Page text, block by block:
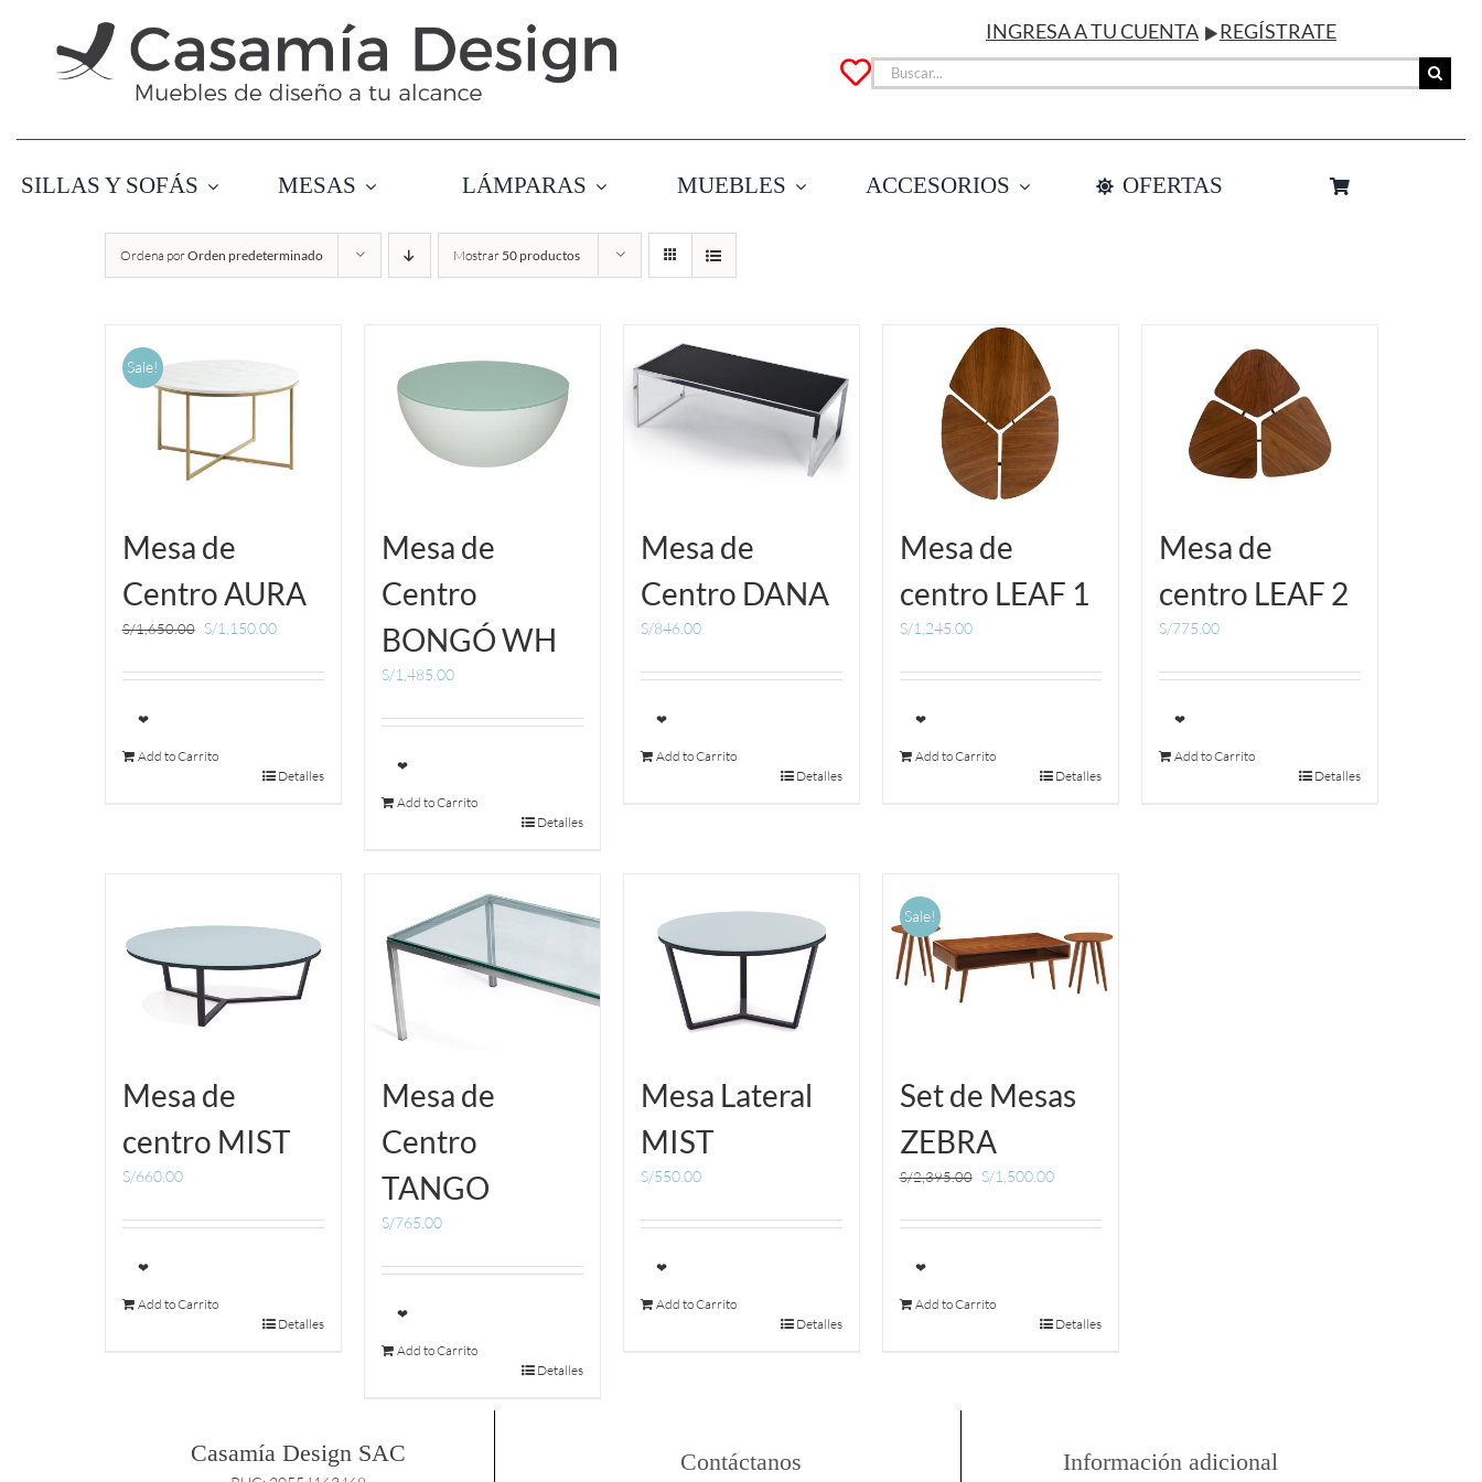
contenido
INGRESA A TU CUENTA REGÍSTRATE
Buscar:
SILLAS Y SOFÁS MESAS LÁMPARAS MUEBLES ACCESORIOS OFERTAS
Ordena porOrden predeterminado Mostrar 50 productos
Sale!
Mesa de
Centro AURA
S/1,650.00 S/1,150.00
❤
Add to Carrito
Detalles
Mesa de
Centro
BONGÓ WH
S/1,485.00
❤
Add to Carrito
Detalles
Mesa de
Centro DANA
S/846.00
❤
Add to Carrito
Detalles
Mesa de
centro LEAF 1
S/1,245.00
❤
Add to Carrito
Detalles
Mesa de
centro LEAF 2
S/775.00
❤
Add to Carrito
Detalles
Mesa de
centro MIST
S/660.00
❤
Add to Carrito
Detalles
Mesa de
Centro
TANGO
S/765.00
❤
Add to Carrito
Detalles
Mesa Lateral
MIST
S/550.00
❤
Add to Carrito
Detalles
Sale!
Set de Mesas
ZEBRA
S/2,395.00 S/1,500.00
❤
Add to Carrito
Detalles
Casamía Design SAC Contáctanos Información adicional